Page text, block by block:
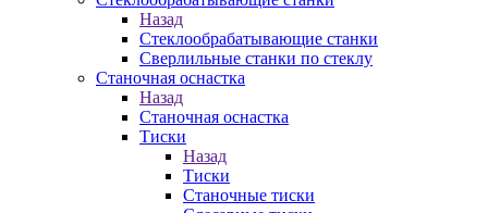
Назад
Стеклообрабатывающие станки
Сверлильные станки по стеклу
Станочная оснастка
Назад
Станочная оснастка
Тиски
Назад
Тиски
Станочные тиски